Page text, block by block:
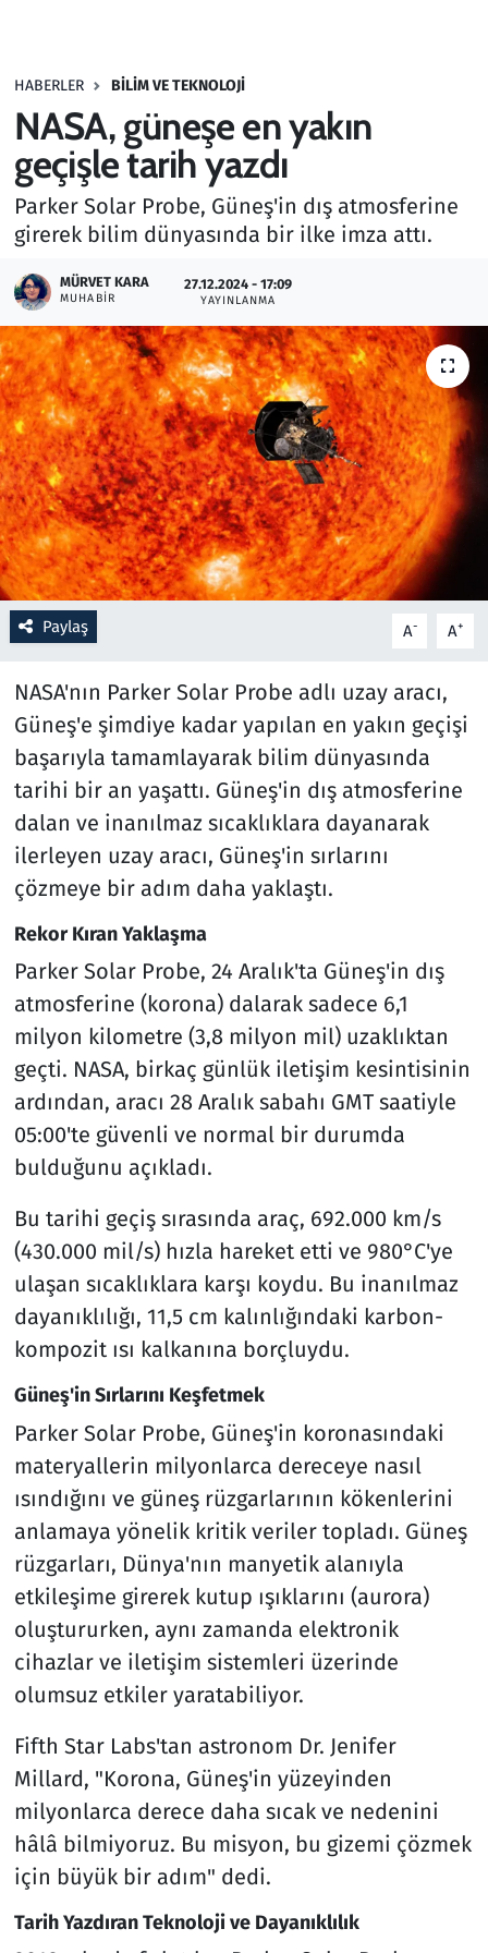
HABERLER BILIM VE TEKNOLOJI
NASA, güneşe en yakın
geçişle tarih yazdı
Parker Solar Probe, Güneş'in dış atmosferine
girerek bilim dünyasında bir ilke imza attı.
MÜRVET KARA
MUHABIR
27.12.2024 - 17:09
YAYINLANMA
Paylaş A- A+
NASA'nın Parker Solar Probe adlı uzay aracı,
Güneş'e şimdiye kadar yapılan en yakın geçişi
başarıyla tamamlayarak bilim dünyasında
tarihi bir an yaşattı. Güneş'in dış atmosferine
dalan ve inanılmaz sıcaklıklara dayanarak
ilerleyen uzay aracı, Güneş'in sırlarını
çözmeye bir adım daha yaklaştı.
Rekor Kıran Yaklaşma
Parker Solar Probe, 24 Aralık'ta Güneş'in dış
atmosferine (korona) dalarak sadece 6,1
milyon kilometre (3,8 milyon mil) uzaklıktan
geçti. NASA, birkaç günlük iletişim kesintisinin
ardından, aracı 28 Aralık sabahı GMT saatiyle
05:00'te güvenli ve normal bir durumda
bulduğunu açıkladı.
Bu tarihi geçiş sırasında araç, 692.000 km/s
(430.000 mil/s) hızla hareket etti ve 980°C'ye
ulaşan sıcaklıklara karşı koydu. Bu inanılmaz
dayanıklılığı, 11,5 cm kalınlığındaki karbon-
kompozit ısı kalkanına borçluydu.
Güneş'in Sırlarını Keşfetmek
Parker Solar Probe, Güneş'in koronasındaki
materyallerin milyonlarca dereceye nasıl
ısındığını ve güneş rüzgarlarının kökenlerini
anlamaya yönelik kritik veriler topladı. Güneş
rüzgarları, Dünya'nın manyetik alanıyla
etkileşime girerek kutup ışıklarını (aurora)
oluştururken, aynı zamanda elektronik
cihazlar ve iletişim sistemleri üzerinde
olumsuz etkiler yaratabiliyor.
Fifth Star Labs'tan astronom Dr. Jenifer
Millard, "Korona, Güneş'in yüzeyinden
milyonlarca derece daha sıcak ve nedenini
hâlâ bilmiyoruz. Bu misyon, bu gizemi çözmek
için büyük bir adım" dedi.
Tarih Yazdıran Teknoloji ve Dayanıklılık
Haber
Kültür Sanat
Kurumsal Haberler
Otomobil
Oyun
Ramazan
Resmi İlanlar
Rüya Tabirleri
Sağlık
Savunma Sanayi
Seçim 2023
Spor
Teknoloji ve Bilim
Televizyon